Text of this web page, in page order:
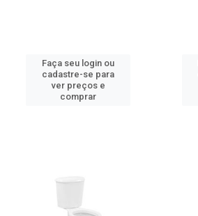
Faça seu login ou
cadastre-se para
ver preços e
comprar